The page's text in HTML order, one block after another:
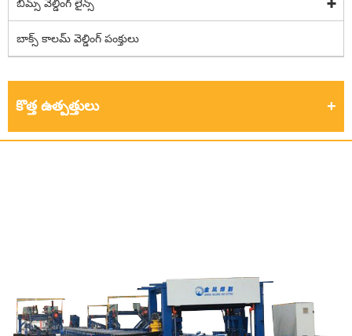
బీమ్స్ వెల్డింగ్ లైన్స్
బాక్స్ కాలమ్ వెల్డింగ్ పంక్తులు
కొత్త ఉత్పత్తులు